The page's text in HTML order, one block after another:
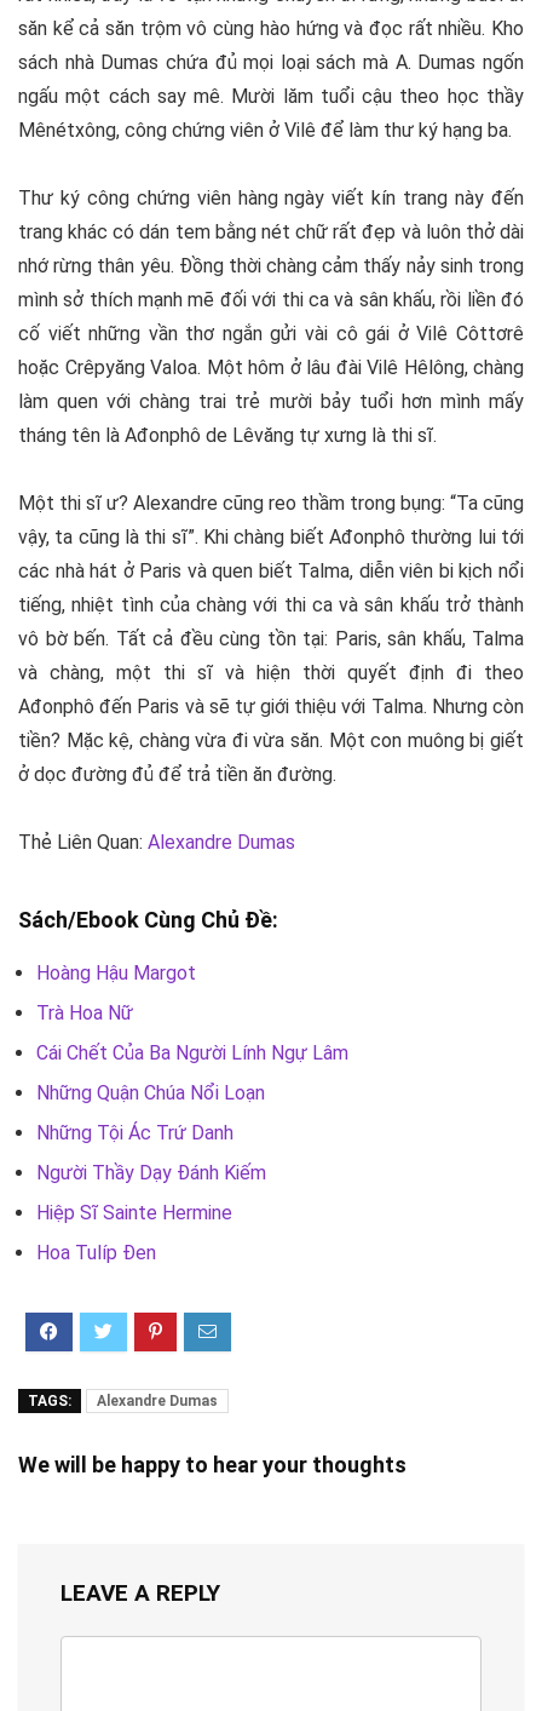
săn kể cả săn trộm vô cùng hào hứng và đọc rất nhiều. Kho
sách nhà Dumas chứa đủ mọi loại sách mà A. Dumas ngốn
ngấu một cách say mê. Mười lăm tuổi cậu theo học thầy
Mênétxông, công chứng viên ở Vilê để làm thư ký hạng ba.
Thư ký công chứng viên hàng ngày viết kín trang này đến
trang khác có dán tem bằng nét chữ rất đẹp và luôn thở dài
nhớ rừng thân yêu. Đồng thời chàng cảm thấy nảy sinh trong
mình sở thích mạnh mẽ đối với thi ca và sân khấu, rồi liền đó
cố viết những vần thơ ngắn gửi vài cô gái ở Vilê Côttơrê
hoặc Crêpyăng Valoa. Một hôm ở lâu đài Vilê Hêlông, chàng
làm quen với chàng trai trẻ mười bảy tuổi hơn mình mấy
tháng tên là Ađonphô de Lêvăng tự xưng là thi sĩ.
Một thi sĩ ư? Alexandre cũng reo thầm trong bụng: “Ta cũng
vậy, ta cũng là thi sĩ”. Khi chàng biết Ađonphô thường lui tới
các nhà hát ở Paris và quen biết Talma, diễn viên bi kịch nổi
tiếng, nhiệt tình của chàng với thi ca và sân khấu trở thành
vô bờ bến. Tất cả đều cùng tồn tại: Paris, sân khấu, Talma
và chàng, một thi sĩ và hiện thời quyết định đi theo
Ađonphô đến Paris và sẽ tự giới thiệu với Talma. Nhưng còn
tiền? Mặc kệ, chàng vừa đi vừa săn. Một con muông bị giết
ở dọc đường đủ để trả tiền ăn đường.
Thẻ Liên Quan: Alexandre Dumas
Sách/Ebook Cùng Chủ Đề:
Hoàng Hậu Margot
Trà Hoa Nữ
Cái Chết Của Ba Người Lính Ngự Lâm
Những Quận Chúa Nổi Loạn
Những Tội Ác Trứ Danh
Người Thầy Dạy Đánh Kiếm
Hiệp Sĩ Sainte Hermine
Hoa Tulíp Đen
TAGS: Alexandre Dumas
We will be happy to hear your thoughts
LEAVE A REPLY